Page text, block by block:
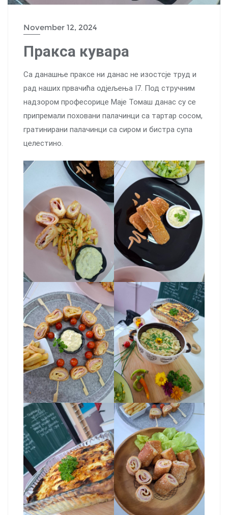
November 12, 2024
Пракса кувара
Са данашње праксе ни данас не изостсје труд и
рад наших првачића одјељења I7. Под стручним
надзором професорице Маје Томаш данас су се
припремали поховани палачинци са тартар сосом,
гратинирани палачинци са сиром и бистра супа
целестино.